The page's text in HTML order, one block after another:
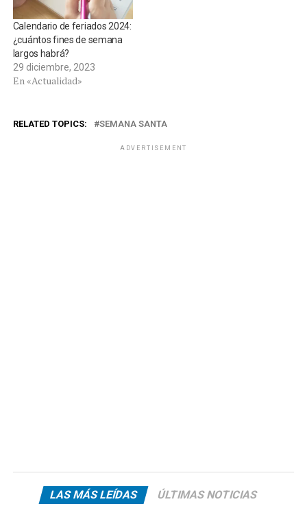
Calendario de feriados 2024:
¿cuántos fines de semana
largos habrá?
29 diciembre, 2023
En «Actualidad»
RELATED TOPICS: SEMANA SANTA
ADVERTISEMENT
LAS MÁS LEÍDAS ÚLTIMAS NOTICIAS